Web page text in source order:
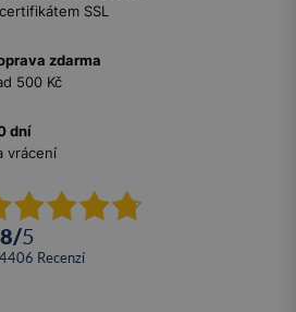
SSL
zdarma
500 Kč
dní
vrácení
/5
recenzí